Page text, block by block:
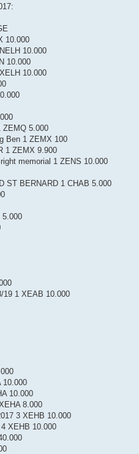
10.000
10.000
10.000
10.000
ZEMQ 5.000
Ben 1 ZEMX 100
1 ZEMX 9.900
memorial 1 ZENS 10.000
ST BERNARD 1 CHAB 5.000
5.000
19 1 XEAB 10.000
10.000
10.000
8.000
3 XEHB 10.000
XEHB 10.000